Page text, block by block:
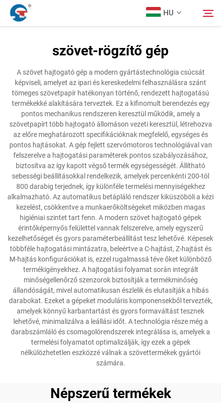
HU
Termékek
Tervezési Eset
Szolgáltatás
Hírek
Kapcsolat
Keresés
szövet-rögzítő gép
A szövet hajtogató gép a modern gyártástechnológia csúcsát
képviseli, amelyet az ipari és kereskedelmi felhasználásra szánt
tömeges szövetpapír hatékonyan történő, rendezett hajtogatású
termékekké alakítására terveztek. Ez a kifinomult berendezés egy
pontos mechanikus rendszeren keresztül működik, amely a
szövetpapírt több hajtogató állomáson vezeti keresztül, létrehozva
az előre meghatározott specifikációknak megfelelő, egységes és
pontos hajtásokat. A gép fejlett szervómotoros technológiával van
felszerelve a hajtogatási paraméterek pontos szabályozásához,
biztosítva az így kapott végső termék egységességét. Állítható
sebességi beállításokkal rendelkezik, amelyek percenkénti 200-tól
800 darabig terjednek, így különféle termelési mennyiségekhez
alkalmazható. Az automatikus betápláló rendszer kiküszöböli a kézi
kezelést, csökkentve a munkaerőköltségeket miközben magas
higiéniai szintet tart fenn. A modern szövet hajtogató gépek
érintőképernyős felülettel vannak felszerelve, amely egyszerű
kezelhetőséget és gyors paraméterbeállítást tesz lehetővé. Képesek
többféle hajtogatási mintázatra, beleértve a C-hajtást, Z-hajtást és
M-hajtás konfigurációkat is, ezzel rugalmassá téve őket különböző
termékigényekhez. A hajtogatási folyamat során integrált
minőségellenőrző szenzorok biztosítják a termékminőség
állandóságát, mivel automatikusan észlelik és elutasítják a hibás
darabokat. Ezeket a gépeket moduláris komponensekből tervezték,
amelyek könnyű karbantartást és gyors formaváltást tesznek
lehetővé, minimalizálva a leállási időt. A technológia része még a
darabszámláló és csomagolórendszerek integrálása is, amelyek a
termelési folyamatot optimalizálják, így ezek a gépek
nélkülözhetetlen eszközzé válnak a szövettermékek gyártói
számára.
Népszerű termékek